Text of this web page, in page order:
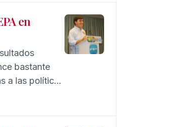
en
bastante
a las políticas
% el paro